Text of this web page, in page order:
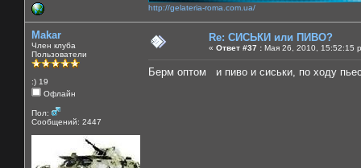
http://gelateria-roma.com.ua/
Makar
Член клуба
Пользователи
:) 19
Офлайн
Пол:
Сообщений: 2447
Re: СИСЬКИ или ПИВО?
« Ответ #37 : Мая 26, 2010, 15:52:15
Берм оптом и пиво и сиськи, по ходу